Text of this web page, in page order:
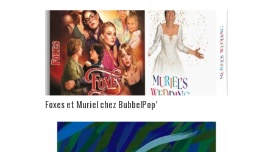
Foxes et Muriel chez BubbelPop’